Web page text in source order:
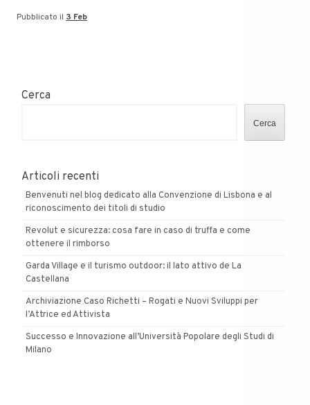
Pubblicato il 3 Feb
Cerca
Cerca
Articoli recenti
Benvenuti nel blog dedicato alla Convenzione di Lisbona e al
riconoscimento dei titoli di studio
Revolut e sicurezza: cosa fare in caso di truffa e come
ottenere il rimborso
Garda Village e il turismo outdoor: il lato attivo de La
Castellana
Archiviazione Caso Richetti – Rogati e Nuovi Sviluppi per
l’Attrice ed Attivista
Successo e Innovazione all’Università Popolare degli Studi di
Milano